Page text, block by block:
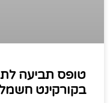
טופס תביעה
בקורקינט